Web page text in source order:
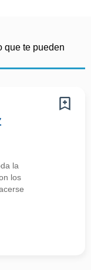
que te pueden
la
los